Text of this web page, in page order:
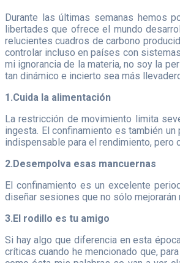
Durante las últimas semanas hemos
libertades que ofrece el mundo
relucientes cuadros de carbono
controlar incluso en países con
mi ignorancia de la materia, no soy la
tan dinámico e incierto sea más
1.Cuida la alimentación
La restricción de movimiento limita
ingesta. El confinamiento es también
indispensable para el rendimiento, pero
2.Desempolva esas mancuernas
El confinamiento es un excelente
diseñar sesiones que no sólo
3.El rodillo es tu amigo
Si hay algo que diferencia en esta
críticas cuando he mencionado que,